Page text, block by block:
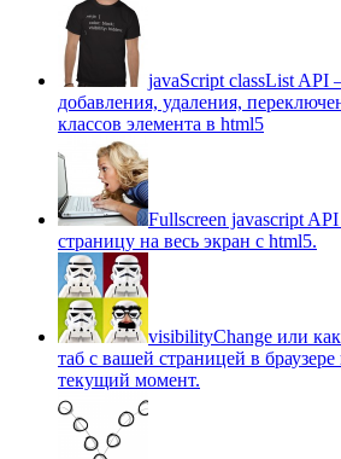
javaScript classList
добавления, удаления,
классов элемента в html5
Fullscreen javascript
страницу на весь экран c html5.
visibilityChange или
таб с вашей страницей в браузере
текущий момент.